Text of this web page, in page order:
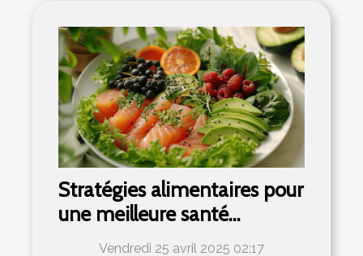
Stratégies alimentaires pour
une meilleure santé
cardiaque sans régimes
Vendredi 25 avril 2025 02:17